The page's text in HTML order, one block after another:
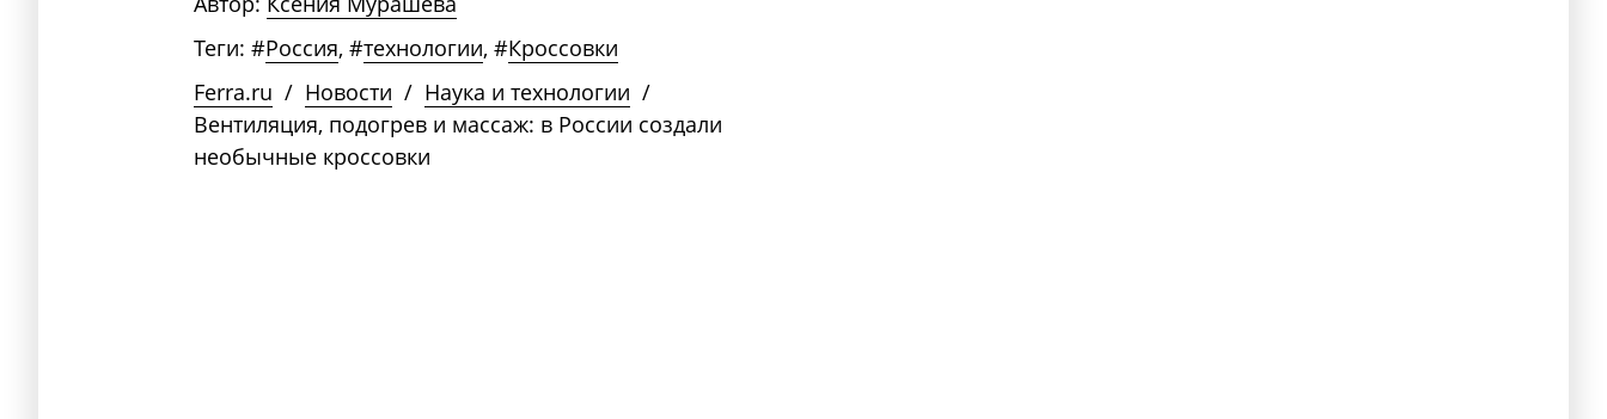
Теги: #Россия, #технологии, #Кроссовки
Ferra.ru / Новости / Наука и технологии /
Вентиляция, подогрев и массаж: в России создали
необычные кроссовки